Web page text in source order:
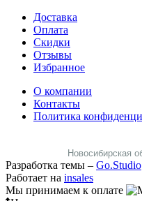
Доставка
Оплата
Скидки
Отзывы
Избранное
О компании
Контакты
Политика
Новосибирская
Разработка темы – Go.Studio
Работает на insales
Мы принимаем к оплате